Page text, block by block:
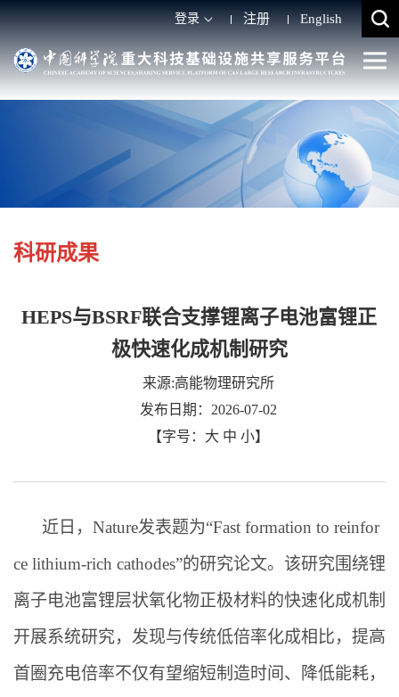
登录 注册 English
科研成果
HEPS与BSRF联合支撑锂离子电池富锂正
极快速化成机制研究
来源:高能物理研究所
发布日期：2026-07-02
【字号： 大 中 小】
近日，Nature发表题为“Fast formation to reinfor
ce lithium-rich cathodes”的研究论文。该研究围绕锂
离子电池富锂层状氧化物正极材料的快速化成机制
开展系统研究，发现与传统低倍率化成相比，提高
首圈充电倍率不仅有望缩短制造时间、降低能耗，